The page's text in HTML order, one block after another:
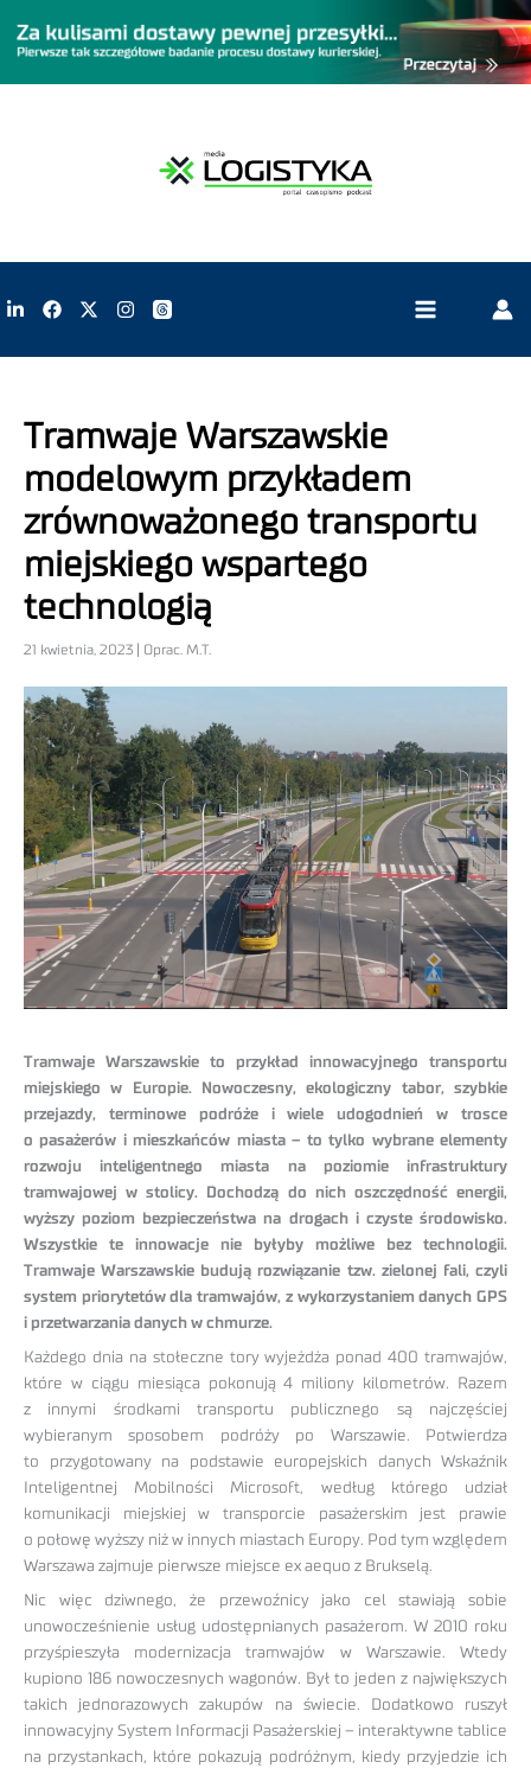
Tramwaje Warszawskie
modelowym przykładem
zrównoważonego transportu
miejskiego wspartego
technologią
21 kwietnia, 2023 | Oprac. M.T.
Tramwaje Warszawskie to przykład innowacyjnego transportu
miejskiego w Europie. Nowoczesny, ekologiczny tabor, szybkie
przejazdy, terminowe podróże i wiele udogodnień w trosce
o pasażerów i mieszkańców miasta – to tylko wybrane elementy
rozwoju inteligentnego miasta na poziomie infrastruktury
tramwajowej w stolicy. Dochodzą do nich oszczędność energii,
wyższy poziom bezpieczeństwa na drogach i czyste środowisko.
Wszystkie te innowacje nie byłyby możliwe bez technologii.
Tramwaje Warszawskie budują rozwiązanie tzw. zielonej fali, czyli
system priorytetów dla tramwajów, z wykorzystaniem danych GPS
i przetwarzania danych w chmurze.
Każdego dnia na stołeczne tory wyjeżdża ponad 400 tramwajów,
które w ciągu miesiąca pokonują 4 miliony kilometrów. Razem
z innymi środkami transportu publicznego są najczęściej
wybieranym sposobem podróży po Warszawie. Potwierdza
to przygotowany na podstawie europejskich danych Wskaźnik
Inteligentnej Mobilności Microsoft, według którego udział
komunikacji miejskiej w transporcie pasażerskim jest prawie
o połowę wyższy niż w innych miastach Europy. Pod tym względem
Warszawa zajmuje pierwsze miejsce ex aequo z Brukselą.
Nic więc dziwnego, że przewoźnicy jako cel stawiają sobie
unowocześnienie usług udostępnianych pasażerom. W 2010 roku
przyśpieszyła modernizacja tramwajów w Warszawie. Wtedy
kupiono 186 nowoczesnych wagonów. Był to jeden z największych
takich jednorazowych zakupów na świecie. Dodatkowo ruszył
innowacyjny System Informacji Pasażerskiej – interaktywne tablice
na przystankach, które pokazują podróżnym, kiedy przyjedzie ich